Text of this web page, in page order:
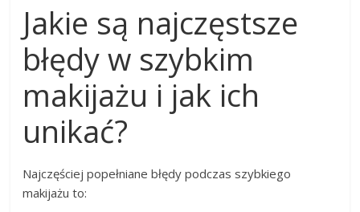
Jakie są najczęstsze
błędy w szybkim
makijażu i jak ich
unikać?
Najczęściej popełniane błędy podczas szybkiego
makijażu to: